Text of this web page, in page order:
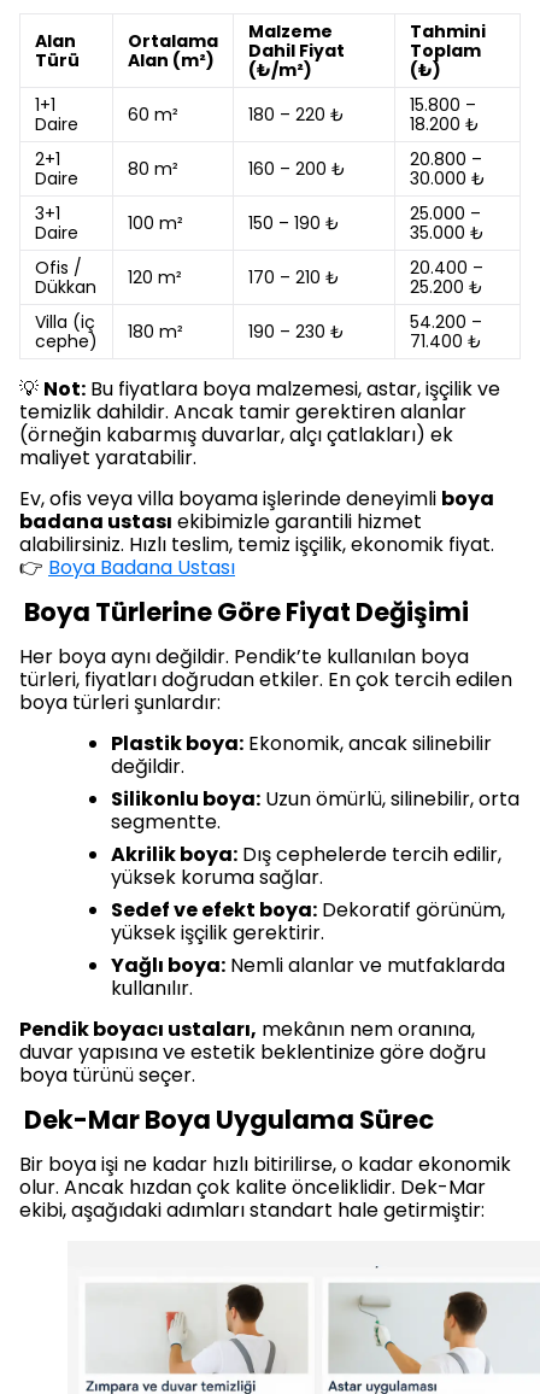
Alan
Türü
Ortalama
Alan (m²)
Malzeme
Dahil Fiyat
(₺/m²)
Tahmini
Toplam
(₺)
1+1
Daire
60 m² 180 – 220 ₺
15.800 –
18.200 ₺
2+1
Daire
80 m² 160 – 200 ₺
20.800 –
30.000 ₺
3+1
Daire
100 m² 150 – 190 ₺
25.000 –
35.000 ₺
Ofis /
Dükkan
120 m² 170 – 210 ₺
20.400 –
25.200 ₺
Villa (iç
cephe)
180 m² 190 – 230 ₺
54.200 –
71.400 ₺
💡 Not: Bu fiyatlara boya malzemesi, astar, işçilik ve
temizlik dahildir. Ancak tamir gerektiren alanlar
(örneğin kabarmış duvarlar, alçı çatlakları) ek
maliyet yaratabilir.
Ev, ofis veya villa boyama işlerinde deneyimli boya
badana ustası ekibimizle garantili hizmet
alabilirsiniz. Hızlı teslim, temiz işçilik, ekonomik fiyat.
👉 Boya Badana Ustası
Boya Türlerine Göre Fiyat Değişimi
Her boya aynı değildir. Pendik’te kullanılan boya
türleri, fiyatları doğrudan etkiler. En çok tercih edilen
boya türleri şunlardır:
Plastik boya: Ekonomik, ancak silinebilir
değildir.
Silikonlu boya: Uzun ömürlü, silinebilir, orta
segmentte.
Akrilik boya: Dış cephelerde tercih edilir,
yüksek koruma sağlar.
Sedef ve efekt boya: Dekoratif görünüm,
yüksek işçilik gerektirir.
Yağlı boya: Nemli alanlar ve mutfaklarda
kullanılır.
Pendik boyacı ustaları, mekânın nem oranına,
duvar yapısına ve estetik beklentinize göre doğru
boya türünü seçer.
Dek-Mar Boya Uygulama Sürec
Bir boya işi ne kadar hızlı bitirilirse, o kadar ekonomik
olur. Ancak hızdan çok kalite önceliklidir. Dek-Mar
ekibi, aşağıdaki adımları standart hale getirmiştir: